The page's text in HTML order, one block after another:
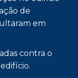
de
em
contra o